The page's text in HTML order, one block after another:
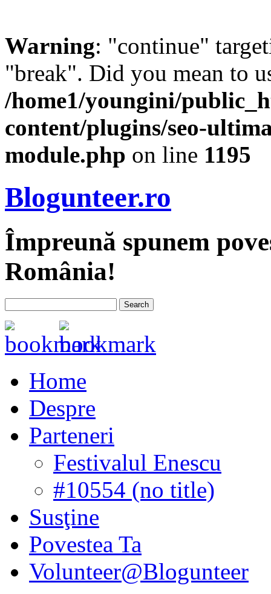
Warning: "continue"
"break". Did you mean to
/home1/youngini/
content/plugins/seo-
module.php on line 1195
Blogunteer.ro
Împreună spunem
România!
Home
Despre
Parteneri
Festivalul Enescu
#10554 (no title)
Susţine
Povestea Ta
Volunteer@Blogunteer